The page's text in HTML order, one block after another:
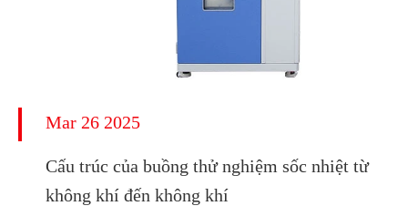
Mar 26 2025
Cấu trúc của buồng thử nghiệm sốc nhiệt từ
không khí đến không khí